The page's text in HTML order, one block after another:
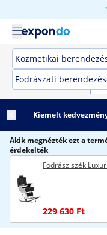
Kozmetikai
Fodrászati
Kiemelt
Akik megnézték ezt a
érdekelték
Fodrász szék
229 630 Ft